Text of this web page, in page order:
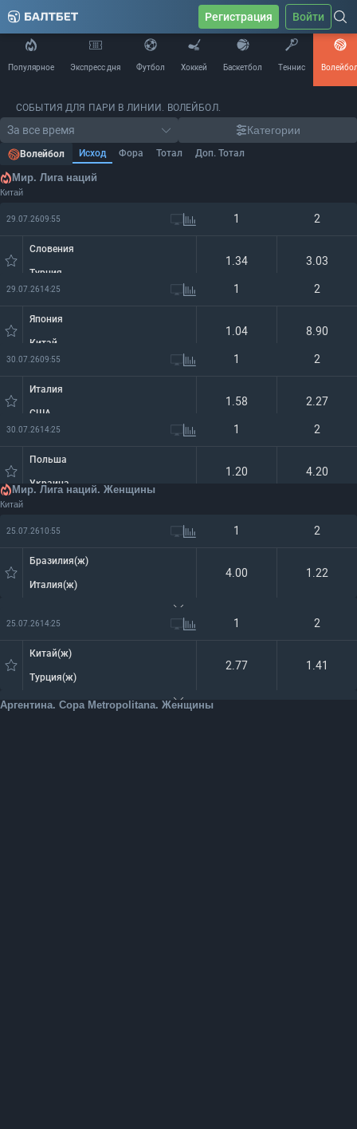
Регистрация Войти
Популярное Экспресс дня Футбол Хоккей Баскетбол Теннис
СОБЫТИЯ ДЛЯ ПАРИ В ЛИНИИ. ВОЛЕЙБОЛ.
За все время Категории
Волейбол Исход Фора Тотал Доп. Тотал
Мир. Лига наций
Китай
29.07.2609:55 1 2
Словения
Турция
1.34 3.03
29.07.2614:25 1 2
Япония
Китай
1.04 8.90
30.07.2609:55 1 2
Италия
США
1.58 2.27
30.07.2614:25 1 2
Польша
Украина
1.20 4.20
Мир. Лига наций. Женщины
Китай
25.07.2610:55 1 2
Бразилия(ж)
Италия(ж)
4.00 1.22
25.07.2614:25 1 2
Китай(ж)
Турция(ж)
2.77 1.41
Аргентина. Copa Metropolitana. Женщины